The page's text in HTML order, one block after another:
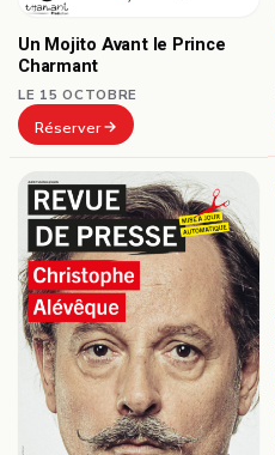
Un Mojito Avant le Prince
Charmant
LE 15 OCTOBRE
Réserver